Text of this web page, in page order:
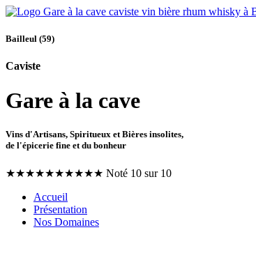
Bailleul (59)
Caviste
Gare à la cave
Vins d'Artisans, Spiritueux et Bières insolites,
de l'épicerie fine et du bonheur
★★★★★★★★★★ Noté 10 sur 10
Accueil
Présentation
Nos Domaines